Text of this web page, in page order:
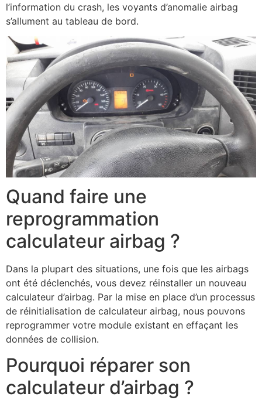
l’information du crash, les voyants d’anomalie airbag
s’allument au tableau de bord.
Quand faire une
reprogrammation
calculateur airbag ?
Dans la plupart des situations, une fois que les airbags
ont été déclenchés, vous devez réinstaller un nouveau
calculateur d’airbag. Par la mise en place d’un processus
de réinitialisation de calculateur airbag, nous pouvons
reprogrammer votre module existant en effaçant les
données de collision.
Pourquoi réparer son
calculateur d’airbag ?